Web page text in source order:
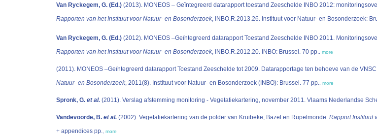
Van Ryckegem, G. (Ed.) (2013). MONEOS – Geïntegreerd datarapport toestand Zeeschelde INBO 2012:
Rapporten van het Instituut voor Natuur- en Bosonderzoek, INBO.R.2013.26. Instituut voor Natuur- en Bosonderzoek:
Van Ryckegem, G. (Ed.) (2012). MONEOS –Geïntegreerd datarapport Toestand Zeeschelde INBO 2011.
Rapporten van het Instituut voor Natuur- en Bosonderzoek
, INBO.R.2012.20. INBO: Brussel. 70 pp. more
(2011). MONEOS –Geïntegreerd datarapport Toestand Zeeschelde tot 2009. Datarapportage ten behoeve van de
Natuur- en Bosonderzoek
, 2011(8). Instituut voor Natuur- en Bosonderzoek (INBO): Brussel. 77 pp. more
Spronk, G. et al.
Vandevoorde, B. et al. (2002). Vegetatiekartering van de polder van Kruibeke, Bazel en Rupelmonde. Rapport Instituut
+ appendices pp. more